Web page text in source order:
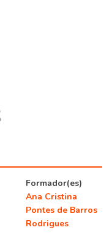
Formador(es)
Ana Cristina
Pontes de Barros
Rodrigues